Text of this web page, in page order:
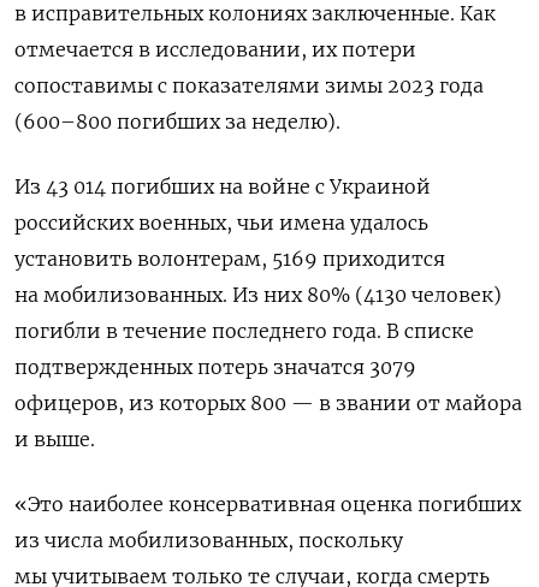
в исправительных колониях заключенные. Как
отмечается в исследовании, их потери
сопоставимы с показателями зимы 2023 года
(600–800 погибших за неделю).
Из 43 014 погибших на войне с Украиной
российских военных, чьи имена удалось
установить волонтерам, 5169 приходится
на мобилизованных. Из них 80% (4130 человек)
погибли в течение последнего года. В списке
подтвержденных потерь значатся 3079
офицеров, из которых 800 — в звании от майора
и выше.
«Это наиболее консервативная оценка погибших
из числа мобилизованных, поскольку
мы учитываем только те случаи, когда смерть